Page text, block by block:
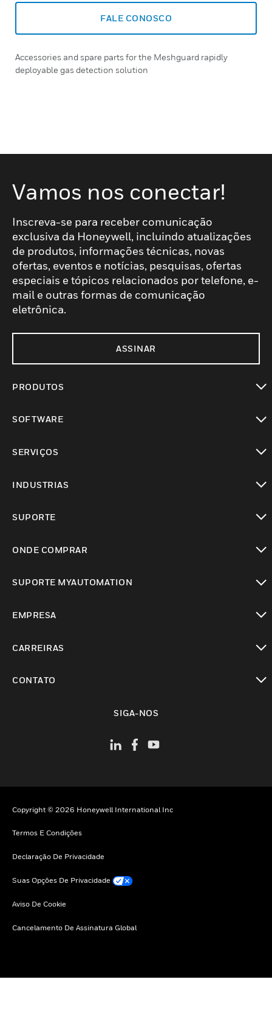
FALE CONOSCO
Accessories and spare parts for the Meshguard rapidly
deployable gas detection solution
Vamos nos conectar!
Inscreva-se para receber comunicação
exclusiva da Honeywell, incluindo atualizações
de produtos, informações técnicas, novas
ofertas, eventos e notícias, pesquisas, ofertas
especiais e tópicos relacionados por telefone, e-
mail e outras formas de comunicação
eletrônica.
ASSINAR
PRODUTOS
SOFTWARE
SERVIÇOS
INDUSTRIAS
SUPORTE
ONDE COMPRAR
SUPORTE MYAUTOMATION
EMPRESA
CARREIRAS
CONTATO
SIGA-NOS
Copyright © 2026 Honeywell International Inc
Termos E Condições
Declaração De Privacidade
Suas Opções De Privacidade
Aviso De Cookie
Cancelamento De Assinatura Global